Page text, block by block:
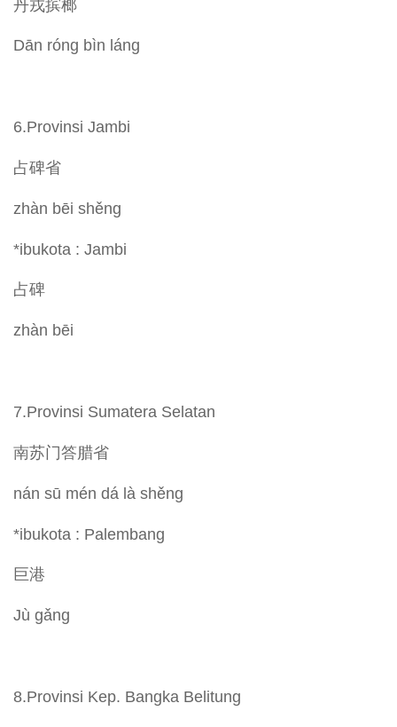
丹戎摈榔
Dān róng bìn láng
6.Provinsi Jambi
占碑省
zhàn bēi shěng
*ibukota : Jambi
占碑
zhàn bēi
7.Provinsi Sumatera Selatan
南苏门答腊省
nán sū mén dá là shěng
*ibukota : Palembang
巨港
Jù gǎng
8.Provinsi Kep. Bangka Belitung